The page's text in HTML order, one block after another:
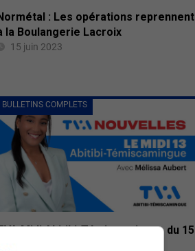
: Les opérations reprennent
la Boulangerie Lacroix
15 juin 2023
BULLETINS COMPLETS
Midi Abitibi-Témiscamingue du 15